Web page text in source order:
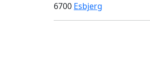
6700 Esbjerg